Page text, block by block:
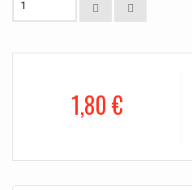
1,80 €